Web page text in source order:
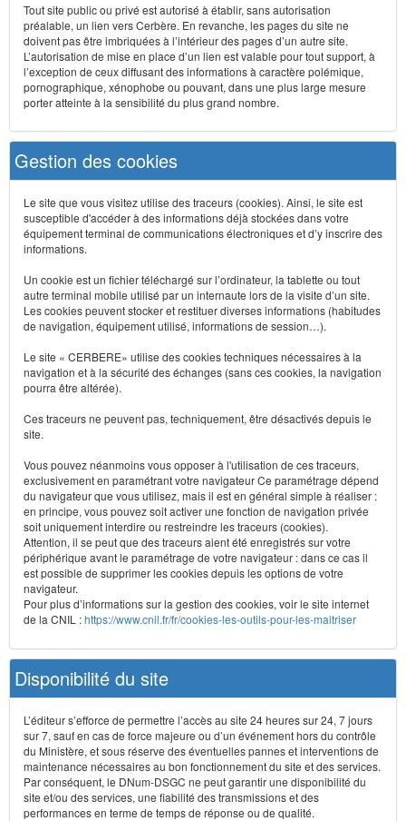
Tout site public ou privé est autorisé à établir, sans autorisation
préalable, un lien vers Cerbère. En revanche, les pages du site ne
doivent pas être imbriquées à l’intérieur des pages d’un autre site.
L’autorisation de mise en place d’un lien est valable pour tout support, à
l’exception de ceux diffusant des informations à caractère polémique,
pornographique, xénophobe ou pouvant, dans une plus large mesure
porter atteinte à la sensibilité du plus grand nombre.
Gestion des cookies
Le site que vous visitez utilise des traceurs (cookies). Ainsi, le site est
susceptible d'accéder à des informations déjà stockées dans votre
équipement terminal de communications électroniques et d’y inscrire des
informations.
Un cookie est un fichier téléchargé sur l’ordinateur, la tablette ou tout
autre terminal mobile utilisé par un internaute lors de la visite d’un site.
Les cookies peuvent stocker et restituer diverses informations (habitudes
de navigation, équipement utilisé, informations de session…).
Le site « CERBERE» utilise des cookies techniques nécessaires à la
navigation et à la sécurité des échanges (sans ces cookies, la navigation
pourra être altérée).
Ces traceurs ne peuvent pas, techniquement, être désactivés depuis le
site.
Vous pouvez néanmoins vous opposer à l'utilisation de ces traceurs,
exclusivement en paramétrant votre navigateur Ce paramétrage dépend
du navigateur que vous utilisez, mais il est en général simple à réaliser :
en principe, vous pouvez soit activer une fonction de navigation privée
soit uniquement interdire ou restreindre les traceurs (cookies).
Attention, il se peut que des traceurs aient été enregistrés sur votre
périphérique avant le paramétrage de votre navigateur : dans ce cas il
est possible de supprimer les cookies depuis les options de votre
navigateur.
Pour plus d’informations sur la gestion des cookies, voir le site internet
de la CNIL :https://www.cnil.fr/fr/cookies-les-outils-pour-les-maitriser
Disponibilité du site
L’éditeur s’efforce de permettre l’accès au site 24 heures sur 24, 7 jours
sur 7, sauf en cas de force majeure ou d’un événement hors du contrôle
du Ministère, et sous réserve des éventuelles pannes et interventions de
maintenance nécessaires au bon fonctionnement du site et des services.
Par conséquent, le DNum-DSGC ne peut garantir une disponibilité du
site et/ou des services, une fiabilité des transmissions et des
performances en terme de temps de réponse ou de qualité.